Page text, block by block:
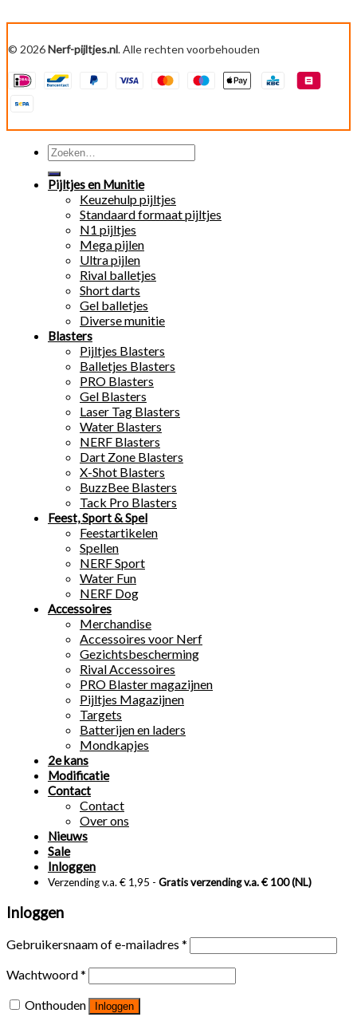
© 2026Nerf-pijltjes.nl. Alle rechten voorbehouden
Zoeken
naar:
Pijltjes en Munitie
Keuzehulp pijltjes
Standaard formaat pijltjes
N1 pijltjes
Mega pijlen
Ultra pijlen
Rival balletjes
Short darts
Gel balletjes
Diverse munitie
Blasters
Pijltjes Blasters
Balletjes Blasters
PRO Blasters
Gel Blasters
Laser Tag Blasters
Water Blasters
NERF Blasters
Dart Zone Blasters
X-Shot Blasters
BuzzBee Blasters
Tack Pro Blasters
Feest, Sport & Spel
Feestartikelen
Spellen
NERF Sport
Water Fun
NERF Dog
Accessoires
Merchandise
Accessoires voor Nerf
Gezichtsbescherming
Rival Accessoires
PRO Blaster magazijnen
Pijltjes Magazijnen
Targets
Batterijen en laders
Mondkapjes
2e kans
Modificatie
Contact
Contact
Over ons
Nieuws
Sale
Inloggen
Verzending v.a. € 1,95 - Gratis verzending v.a. € 100 (NL)
Inloggen
Gebruikersnaam of e-mailadres *
Wachtwoord*
Onthouden
Inloggen